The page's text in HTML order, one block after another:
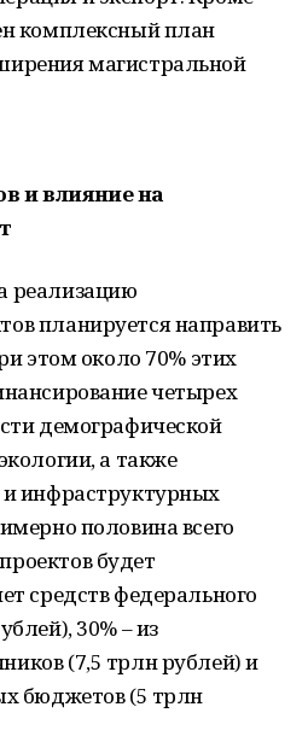
комплексный план
магистральной
и влияние на
реализацию
планируется направить
этом около 70% этих
четырех
демографической
а также
и инфраструктурных
половина всего
будет
средств федерального
30% – из
(7,5 трлн рублей) и
бюджетов (5 трлн